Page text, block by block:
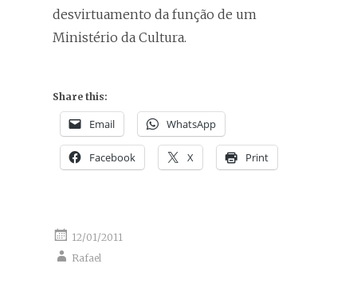
desvirtuamento da função de um
Ministério da Cultura.
Share this:
Email WhatsApp
Facebook X Print
12/01/2011
Rafael